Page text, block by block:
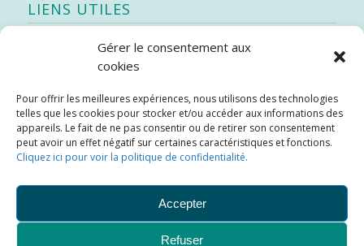
Gérer le consentement aux
cookies
Pour offrir les meilleures expériences, nous utilisons des technologies
telles que les cookies pour stocker et/ou accéder aux informations des
appareils. Le fait de ne pas consentir ou de retirer son consentement
peut avoir un effet négatif sur certaines caractéristiques et fonctions.
Cliquez ici pour voir la politique de confidentialité.
Accepter
Refuser
LIENS UTILES
Quoi de neuf
Stratégie québécoise d’économie d’eau potable
Bibliothèque
Météo locale